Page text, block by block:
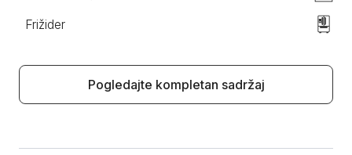
Frižider
Pogledajte kompletan sadržaj